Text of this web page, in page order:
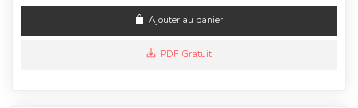
Ajouter au panier
PDF Gratuit